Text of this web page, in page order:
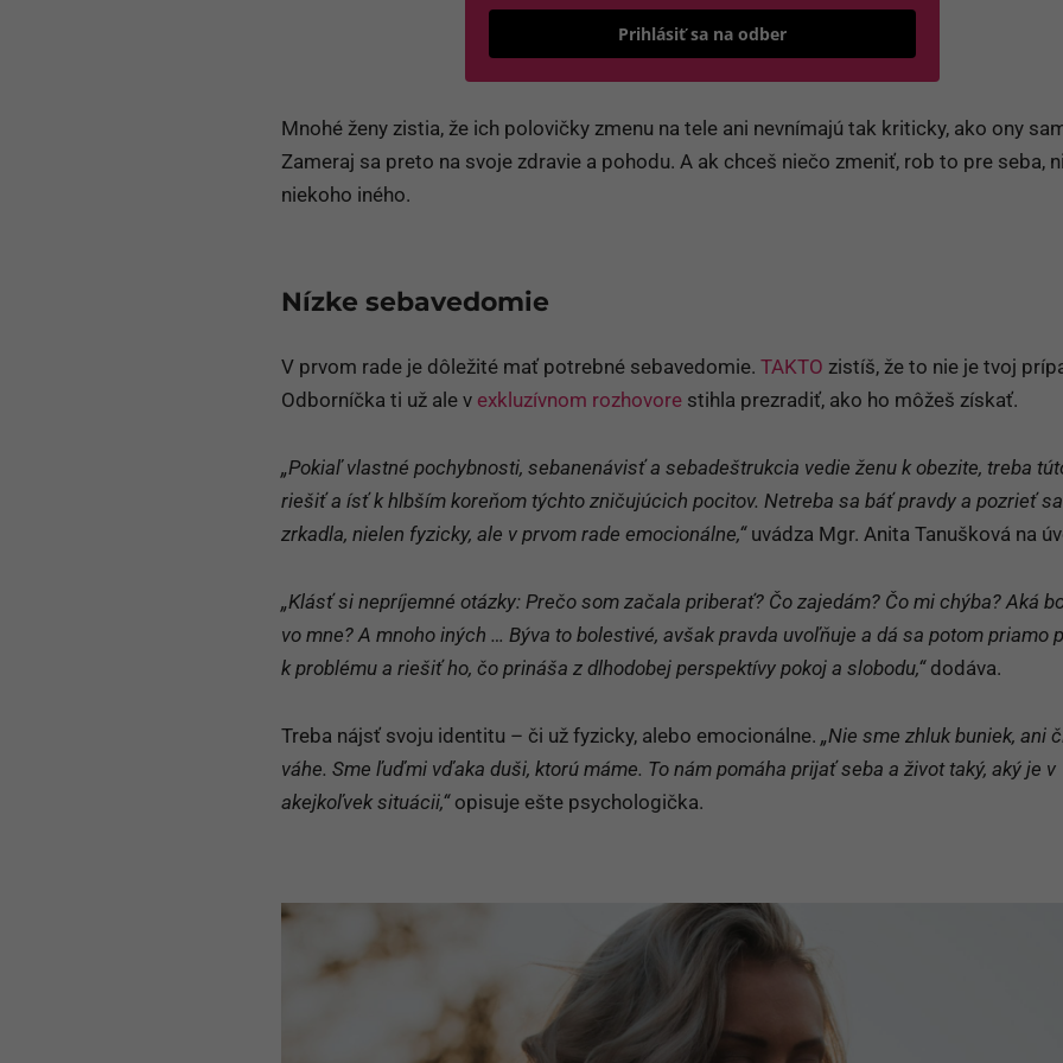
GDPR a podľaPodmienok ochrany súkromia(otvorí sa v novom okne)
aPodmienok
(otvorí sa v novom okne)
Mnohé ženy zistia, že ich polovičky zmenu na tele ani nevnímajú tak kriticky, ako ony
Nízke sebavedomie
Odborníčka ti už ale vexkluzívnom rozhovorestihla prezradiť, ako ho môžeš získať.
„Pokiaľ vlastné pochybnosti, sebanenávisť a sebadeštrukcia vedie ženu k obezite, treba
zrkadla, nielen fyzicky, ale v prvom rade emocionálne,“uvádza Mgr. Anita Tanušková na
„Klásť si nepríjemné otázky: Prečo som začala priberať? Čo zajedám? Čo mi chýba? Aká
k problému a riešiť ho, čo prináša z dlhodobej perspektívy pokoj a slobodu,“dodáva.
Treba nájsť svoju identitu – či už fyzicky, alebo emocionálne.